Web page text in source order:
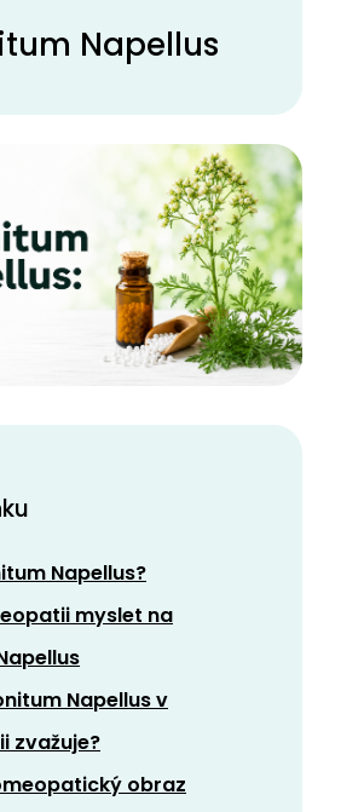
Napellus
Napellus?
myslet na
Napellus v
zvažuje?
obraz